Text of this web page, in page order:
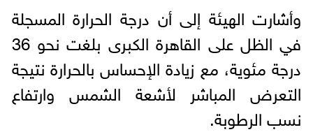
وأشارت الهيئة إلى أن درجة الحرارة المسجلة
في الظل على القاهرة الكبرى بلغت نحو 36
درجة مئوية، مع زيادة الإحساس بالحرارة نتيجة
التعرض المباشر لأشعة الشمس وارتفاع
نسب الرطوبة.